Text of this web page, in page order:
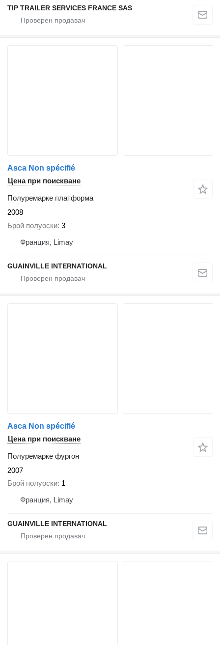
TIP TRAILER SERVICES FRANCE SAS
Asca Non spécifié
Цена при поискване
Полуремарке платформа
2008
Брой полуоски 3
Франция, Limay
GUAINVILLE INTERNATIONAL
Asca Non spécifié
Цена при поискване
Полуремарке фургон
2007
Брой полуоски 1
Франция, Limay
GUAINVILLE INTERNATIONAL